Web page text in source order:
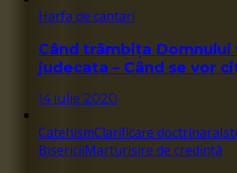
Harfa de cantari
Când trâmbița Domnului
judecata – Când se vor
14 iulie 2020
CatehismClarificare doctrinara
BisericiiMarturisire de credință